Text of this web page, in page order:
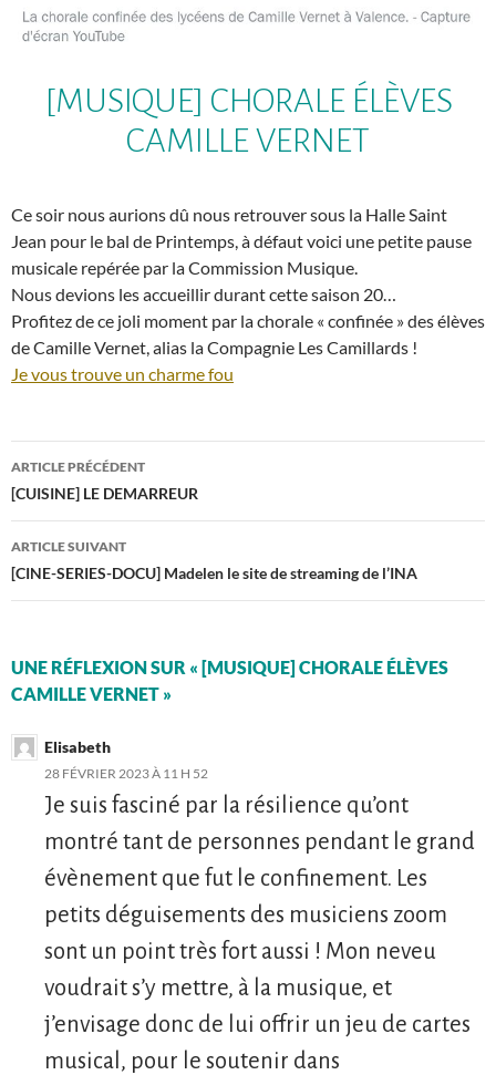
[MUSIQUE] CHORALE ÉLÈVES
CAMILLE VERNET
Ce soir nous aurions dû nous retrouver sous la Halle Saint
Jean pour le bal de Printemps, à défaut voici une petite pause
musicale repérée par la Commission Musique.
Nous devions les accueillir durant cette saison 20…
Profitez de ce joli moment par la chorale « confinée » des élèves
de Camille Vernet, alias la Compagnie Les Camillards !
Je vous trouve un charme fou
Navigation
des
articles
ARTICLE PRÉCÉDENT
[CUISINE] LE DEMARREUR
ARTICLE SUIVANT
[CINE-SERIES-DOCU] Madelen le site de streaming de l’INA
UNE RÉFLEXION SUR « [MUSIQUE] CHORALE ÉLÈVES
CAMILLE VERNET »
Elisabeth
28 FÉVRIER 2023 À 11 H 52
Je suis fasciné par la résilience qu’ont
montré tant de personnes pendant le grand
évènement que fut le confinement. Les
petits déguisements des musiciens zoom
sont un point très fort aussi ! Mon neveu
voudrait s’y mettre, à la musique, et
j’envisage donc de lui offrir un jeu de cartes
musical, pour le soutenir dans